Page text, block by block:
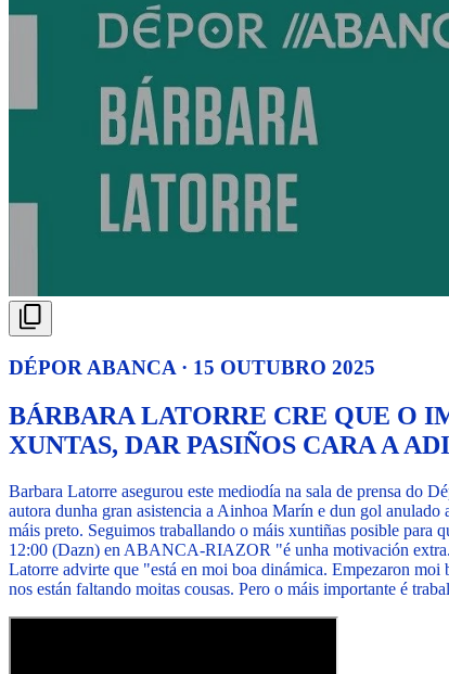
DÉPOR ABANCA · 15 OUTUBRO 2025
BÁRBARA LATORRE CRE QUE O
XUNTAS, DAR PASIÑOS CARA A
Barbara Latorre asegurou este mediodía na sala de prensa do
autora dunha gran asistencia a Ainhoa Marín e dun gol
máis preto. Seguimos traballando o máis xuntiñas posible para
12:00 (Dazn) en ABANCA-RIAZOR "é unha motivación extra.
Latorre advirte que "está en moi boa dinámica. Empezaron moi
nos están faltando moitas cousas. Pero o máis importante é